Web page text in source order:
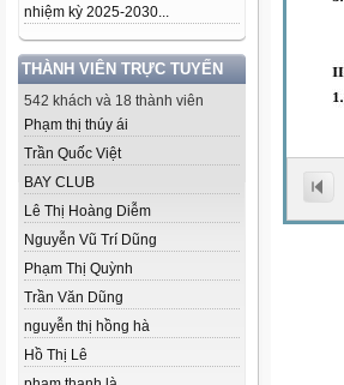
nhiệm kỳ 2025-2030...
THÀNH VIÊN TRỰC TUYẾN
542 khách và 18 thành viên
Phạm thị thúy ái
Trần Quốc Việt
BAY CLUB
Lê Thị Hoàng Diễm
Nguyễn Vũ Trí Dũng
Phạm Thị Quỳnh
Trần Văn Dũng
nguyễn thị hồng hà
Hồ Thị Lê